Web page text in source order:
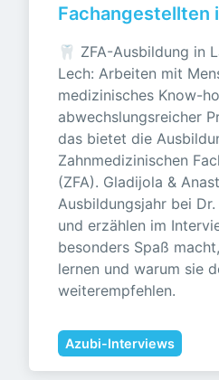
Fachangestellten
🦷 ZFA-Ausbildung in
Lech: Arbeiten mit
medizinisches Know-
abwechslungsreicher
das bietet die
Zahnmedizinischen
(ZFA). Gladijola &
Ausbildungsjahr bei
und erzählen im
besonders Spaß
lernen und warum sie
weiterempfehlen.
Azubi-Interviews